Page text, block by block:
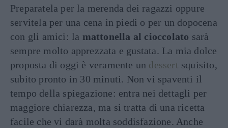
Preparatela per la merenda dei ragazzi oppure
servitela per una cena in piedi o per un dopocena
con gli amici: la mattonella al cioccolato sarà
sempre molto apprezzata e gustata. La mia dolce
proposta di oggi è veramente un dessert squisito,
subito pronto in 30 minuti. Non vi spaventi il
tempo della spiegazione: entra nei dettagli per
maggiore chiarezza, ma si tratta di una ricetta
facile che vi darà molta soddisfazione. Anche